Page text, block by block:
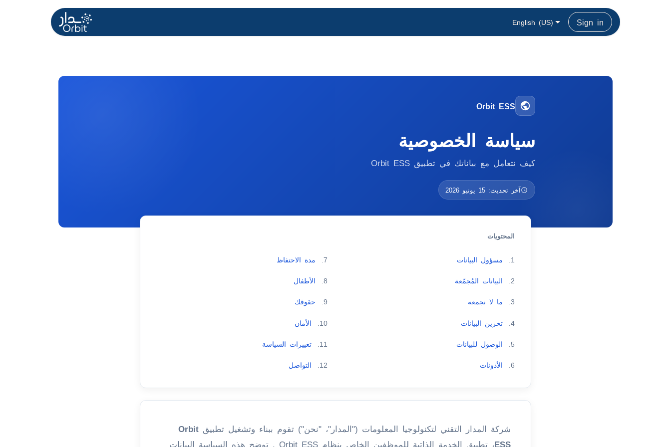
English (US) Sign in
Orbit ESS
سياسة الخصوصية
كيف نتعامل مع بياناتك في تطبيق Orbit ESS
آخر تحديث: 15 يونيو 2026
المحتويات
1. مسؤول البيانات 7. مدة الاحتفاظ
2. البيانات المُجمّعة 8. الأطفال
3. ما لا نجمعه 9. حقوقك
4. تخزين البيانات 10. الأمان
5. الوصول للبيانات 11. تغييرات السياسة
6. الأذونات 12. التواصل
شركة المدار التقني لتكنولوجيا المعلومات ("المدار"، "نحن") تقوم ببناء وتشغيل تطبيق Orbit
ESS ، تطبيق الخدمة الذاتية للموظفين الخاص بنظام Orbit ESS . توضح هذه السياسة البيانات